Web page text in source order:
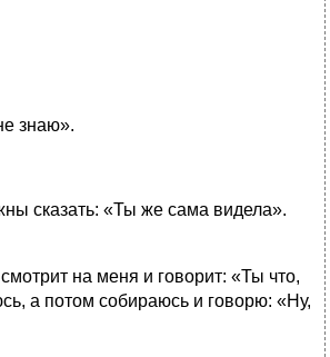
знаю».
сказать: «Ты же сама видела».
на меня и говорит: «Ты что,
а потом собираюсь и говорю: «Ну,